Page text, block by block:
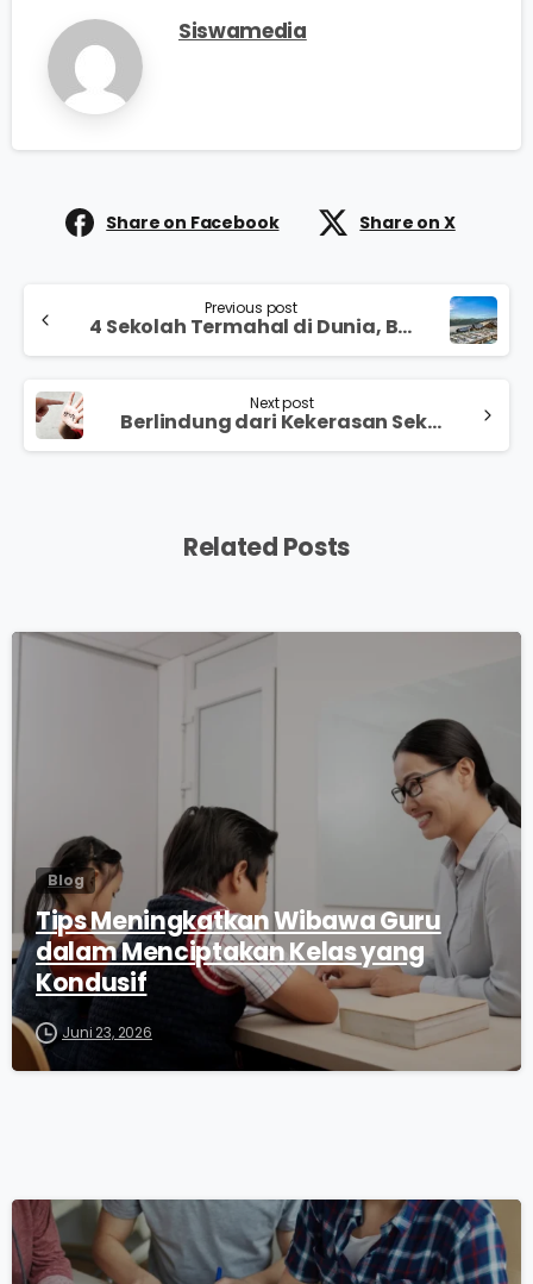
Siswamedia
Share on Facebook Share on X
Previous post
4 Sekolah Termahal di Dunia, Berapa Biayanya?
Next post
Berlindung dari Kekerasan Seksual di Sekolah
Related Posts
Blog
Tips Meningkatkan Wibawa Guru
dalam Menciptakan Kelas yang
Kondusif
Juni 23, 2026
0